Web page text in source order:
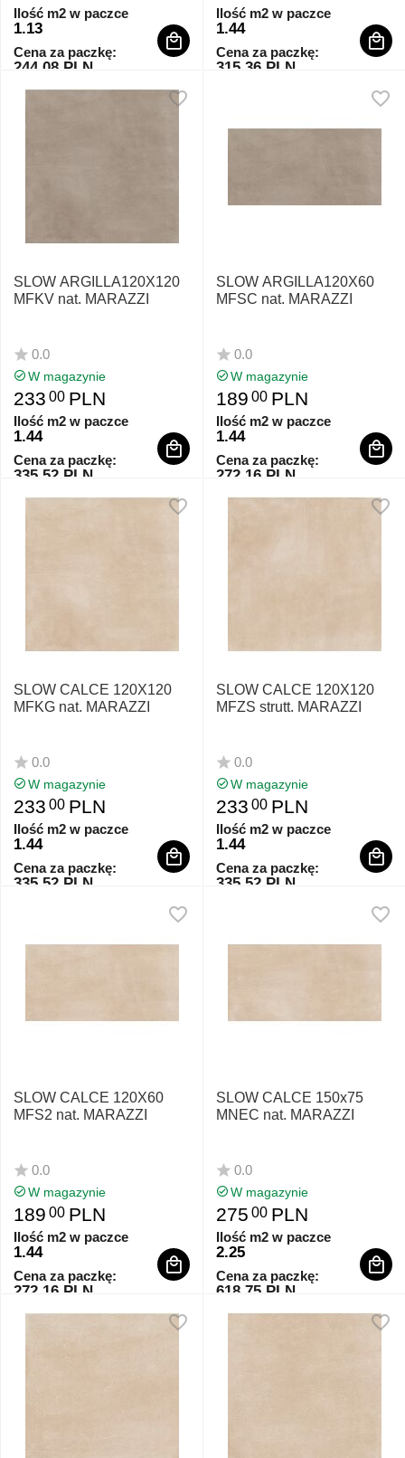
Ilość m2 w paczce
1.13
Cena za paczkę:
244.08 PLN
Ilość m2 w paczce
1.44
Cena za paczkę:
315.36 PLN
SLOW ARGILLA120X120
MFKV nat. MARAZZI
0.0
W magazynie
233 00 PLN
Ilość m2 w paczce
1.44
Cena za paczkę:
335.52 PLN
SLOW ARGILLA120X60
MFSC nat. MARAZZI
0.0
W magazynie
189 00 PLN
Ilość m2 w paczce
1.44
Cena za paczkę:
272.16 PLN
SLOW CALCE 120X120
MFKG nat. MARAZZI
0.0
W magazynie
233 00 PLN
Ilość m2 w paczce
1.44
Cena za paczkę:
335.52 PLN
SLOW CALCE 120X120
MFZS strutt. MARAZZI
0.0
W magazynie
233 00 PLN
Ilość m2 w paczce
1.44
Cena za paczkę:
335.52 PLN
SLOW CALCE 120X60
MFS2 nat. MARAZZI
0.0
W magazynie
189 00 PLN
Ilość m2 w paczce
1.44
Cena za paczkę:
272.16 PLN
SLOW CALCE 150x75
MNEC nat. MARAZZI
0.0
W magazynie
275 00 PLN
Ilość m2 w paczce
2.25
Cena za paczkę:
618.75 PLN